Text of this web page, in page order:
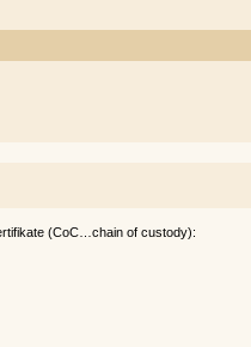
(CoC…chain of custody):